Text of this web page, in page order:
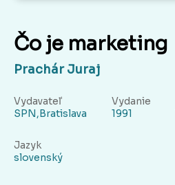
Čo je marketing
Prachár Juraj
Vydavateľ
SPN,Bratislava
Vydanie
1991
Jazyk
slovenský